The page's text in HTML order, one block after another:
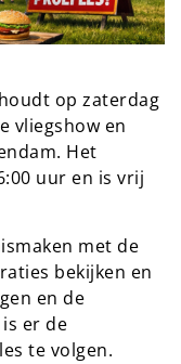
op zaterdag
vliegshow en
Het
uur en is vrij
met de
bekijken en
en de
er de
te volgen.